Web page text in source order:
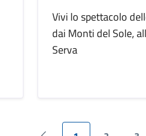
Vivi lo spettacolo
dai Monti del Sole,
Serva